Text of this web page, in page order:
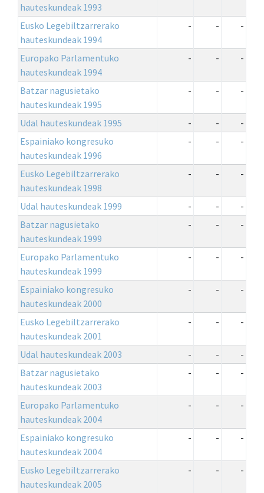
hauteskundeak 1993
Eusko Legebiltzarrerako
hauteskundeak 1994
- - -
Europako Parlamentuko
hauteskundeak 1994
- - -
Batzar nagusietako
hauteskundeak 1995
- - -
Udal hauteskundeak 1995 - -
-
Espainiako kongresuko
hauteskundeak 1996
- - -
Eusko Legebiltzarrerako
hauteskundeak 1998
- - -
Udal hauteskundeak 1999 - -
-
Batzar nagusietako
hauteskundeak 1999
- - -
Europako Parlamentuko
hauteskundeak 1999
- - -
Espainiako kongresuko
hauteskundeak 2000
- - -
Eusko Legebiltzarrerako
hauteskundeak 2001
- - -
Udal hauteskundeak 2003 - -
-
Batzar nagusietako
hauteskundeak 2003
- - -
Europako Parlamentuko
hauteskundeak 2004
- - -
Espainiako kongresuko
hauteskundeak 2004
- - -
Eusko Legebiltzarrerako
hauteskundeak 2005
- - -